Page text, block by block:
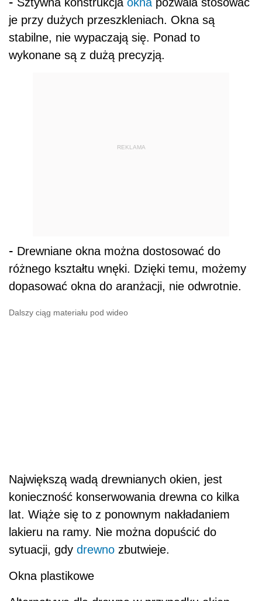
je przy dużych przeszkleniach. Okna są
stabilne, nie wypaczają się. Ponad to
wykonane są z dużą precyzją.
REKLAMA
- Drewniane okna można dostosować do
różnego kształtu wnęki. Dzięki temu, możemy
dopasować okna do aranżacji, nie odwrotnie.
Dalszy ciąg materiału pod wideo
Największą wadą drewnianych okien, jest
konieczność konserwowania drewna co kilka
lat. Wiąże się to z ponownym nakładaniem
lakieru na ramy. Nie można dopuścić do
sytuacji, gdy drewno zbutwieje.
Okna plastikowe